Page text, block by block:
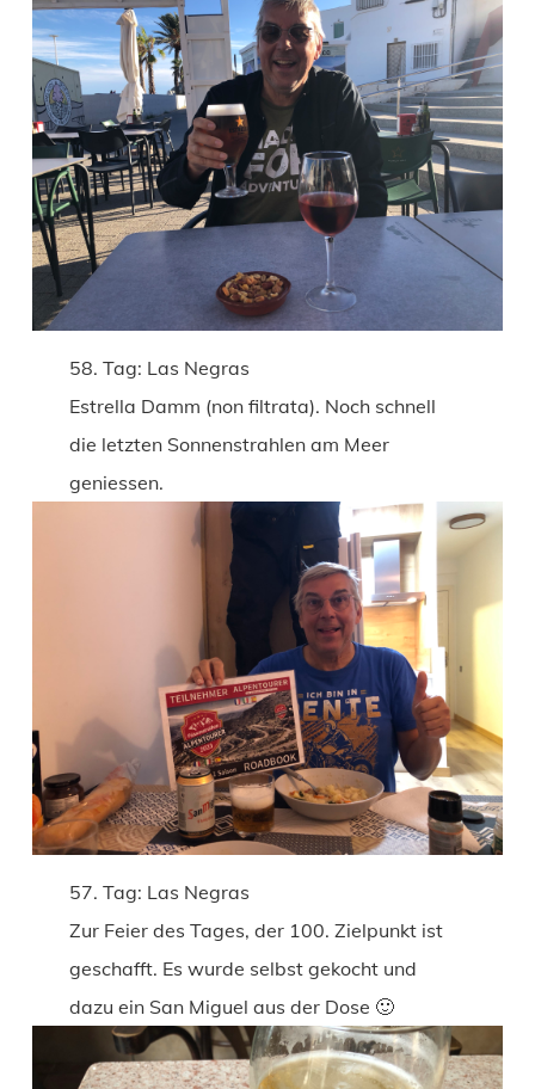
58. Tag: Las Negras
Estrella Damm (non filtrata). Noch schnell
die letzten Sonnenstrahlen am Meer
geniessen.
57. Tag: Las Negras
Zur Feier des Tages, der 100. Zielpunkt ist
geschafft. Es wurde selbst gekocht und
dazu ein San Miguel aus der Dose 🙂